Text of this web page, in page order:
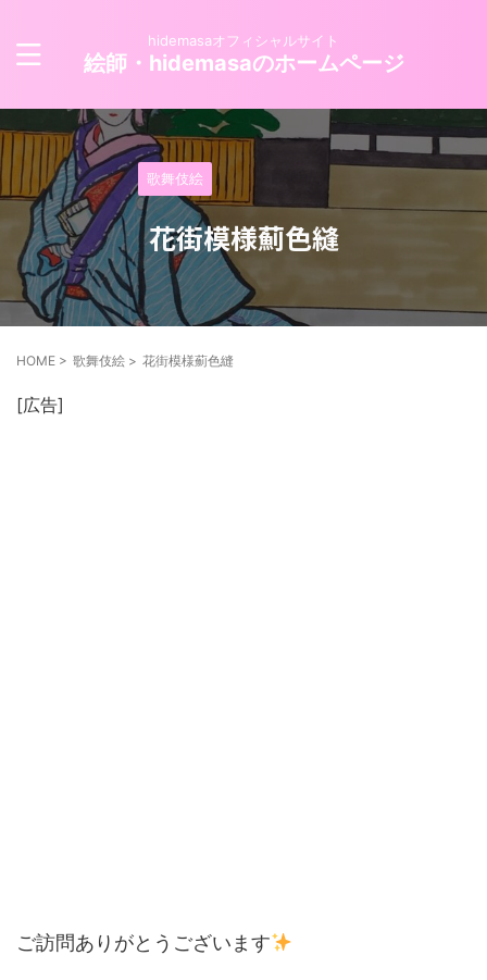
hidemasaオフィシャルサイト
絵師・hidemasaのホームページ
歌舞伎絵
花街模様薊色縫
HOME > 歌舞伎絵 > 花街模様薊色縫
[広告]
ご訪問ありがとうございます